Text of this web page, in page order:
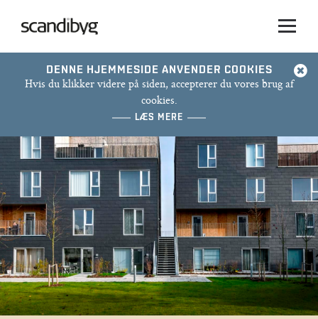
DENNE HJEMMESIDE ANVENDER COOKIES
Hvis du klikker videre på siden, accepterer du vores brug af
cookies.
LÆS MERE